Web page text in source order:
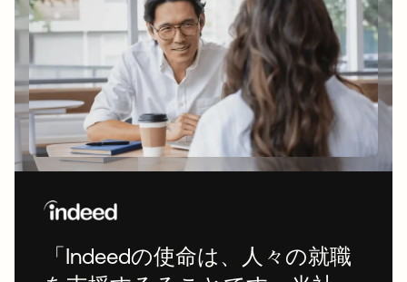
「Indeedの使命は、人々の就職